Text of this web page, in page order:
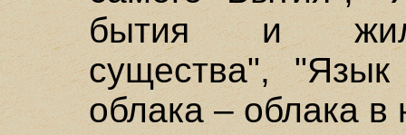
бытия и
существа",
облака – облака в